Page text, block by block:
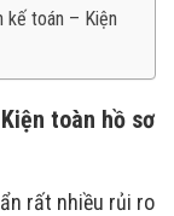
kế toán – Kiện
toàn hồ sơ
rất nhiều rủi ro